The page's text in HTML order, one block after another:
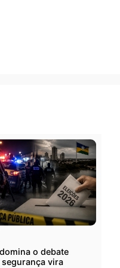
do interior.
e sujeito a mudanças